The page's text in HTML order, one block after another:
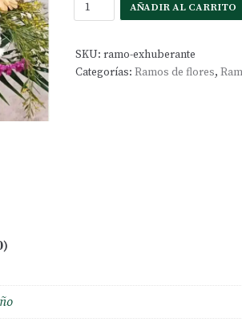
AÑADIR AL CARRITO
SKU: ramo-exhuberante
Categorías: Ramos de flores,